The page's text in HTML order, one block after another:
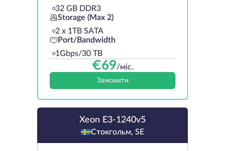
32 GB DDR3
Storage (Max 2)
2 х 1TB SATA
Port/Bandwidth
1Gbps/30 TB
€69/міс.
Замовити
Xeon E3-1240v5
Стокгольм, SE